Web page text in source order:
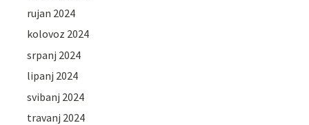
rujan 2024
kolovoz 2024
srpanj 2024
lipanj 2024
svibanj 2024
travanj 2024